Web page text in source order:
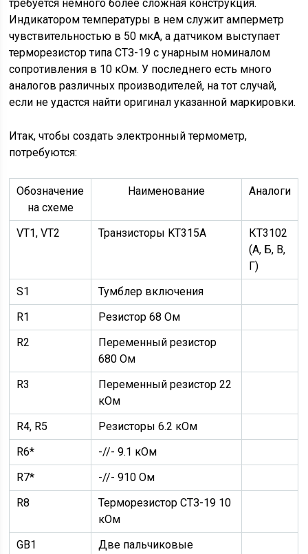
требуется немного более сложная конструкция.
Индикатором температуры в нем служит амперметр
чувствительностью в 50 мкА, а датчиком выступает
терморезистор типа СТЗ-19 с унарным номиналом
сопротивления в 10 кОм. У последнего есть много
аналогов различных производителей, на тот случай,
если не удастся найти оригинал указанной маркировки.
Итак, чтобы создать электронный термометр,
потребуются:
Обозначение
на схеме
Наименование Аналоги
VT1, VT2 Транзисторы KT315A
КТ3102
(А, Б, В,
Г)
S1
Тумблер включения
R1
Резистор 68 Ом
R2
Переменный резистор
680 Ом
R3
Переменный резистор 22
кОм
R4, R5
Резисторы 6.2 кОм
R6*
-//- 9.1 кОм
R7*
-//- 910 Ом
R8
Терморезистор СТЗ-19 10
кОм
GB1
Две пальчиковые